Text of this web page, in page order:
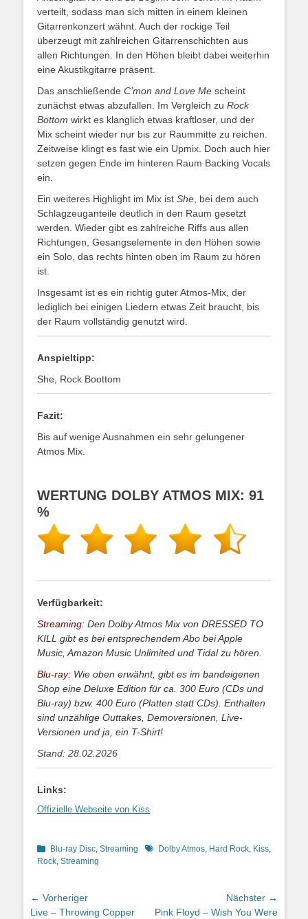
verteilt, sodass man sich mitten in einem kleinen
Gitarrenkonzert wähnt. Auch der rockige Teil
überzeugt mit zahlreichen Gitarrenschichten aus
allen Richtungen. In den Höhen bleibt dabei weiterhin
eine Akustikgitarre präsent.
Das anschließende C’mon and Love Me scheint
zunächst etwas abzufallen. Im Vergleich zu Rock
Bottom wirkt es klanglich etwas kraftloser, und der
Mix scheint wieder nur bis zur Raummitte zu reichen.
Zeitweise klingt es fast wie ein Upmix. Doch auch hier
setzen gegen Ende im hinteren Raum Backing Vocals
ein.
Ein weiteres Highlight im Mix ist She, bei dem auch
Schlagzeuganteile deutlich in den Raum gesetzt
werden. Wieder gibt es zahlreiche Riffs aus allen
Richtungen, Gesangselemente in den Höhen sowie
ein Solo, das rechts hinten oben im Raum zu hören
ist.
Insgesamt ist es ein richtig guter Atmos-Mix, der
lediglich bei einigen Liedern etwas Zeit braucht, bis
der Raum vollständig genutzt wird.
Anspieltipp:
She, Rock Boottom
Fazit:
Bis auf wenige Ausnahmen ein sehr gelungener
Atmos Mix.
WERTUNG DOLBY ATMOS MIX: 91
%
Verfügbarkeit:
Streaming: Den Dolby Atmos Mix von DRESSED TO
KILL gibt es bei entsprechendem Abo bei Apple
Music, Amazon Music Unlimited und Tidal zu hören.
Blu-ray: Wie oben erwähnt, gibt es im bandeigenen
Shop eine Deluxe Edition für ca. 300 Euro (CDs und
Blu-ray) bzw. 400 Euro (Platten statt CDs). Enthalten
sind unzählige Outtakes, Demoversionen, Live-
Versionen und ja, ein T-Shirt!
Stand: 28.02.2026
Links:
Offizielle Webseite von Kiss
Kategorien
Blu-ray Disc, Streaming Schlagworte
Dolby Atmos, Hard Rock, Kiss,
Rock, Streaming
Beitragsnavigation
← Vorheriger
Vorheriger
Live – Throwing Copper
Nächster →
Nächster
Pink Floyd – Wish You Were